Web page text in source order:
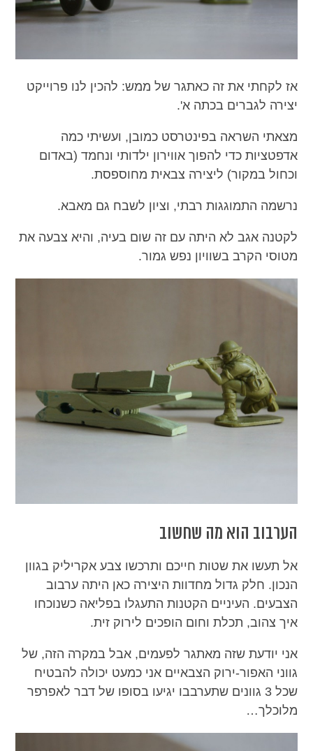
אז לקחתי את זה כאתגר של ממש: להכין לנו פרוייקט
יצירה לגברים בכתה א'.
מצאתי השראה בפינטרסט כמובן, ועשיתי כמה
אדפטציות כדי להפוך אווירון ילדותי ונחמד (באדום
וכחול במקור) ליצירה צבאית מחוספסת.
נרשמה התמוגגות רבתי, וציון לשבח גם מאבא.
לקטנה אגב לא היתה עם זה שום בעיה, והיא צבעה את
מטוסי הקרב בשוויון נפש גמור.
הערבוב הוא מה שחשוב
אל תעשו את שטות חייכם ותרכשו צבע אקריליק בגוון
הנכון. חלק גדול מחדוות היצירה כאן היתה ערבוב
הצבעים. העיניים הקטנות התעגלו בפליאה כשנוכחו
איך צהוב, תכלת וחום הופכים לירוק זית.
אני יודעת שזה מאתגר לפעמים, אבל במקרה הזה, של
גווני האפור-ירוק הצבאיים אני כמעט יכולה להבטיח
שכל 3 גוונים שתערבבו יגיעו בסופו של דבר לאפרפר
מלוכלך…